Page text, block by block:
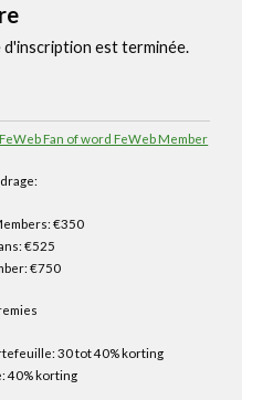
d'inscription est terminée.
Fan of word FeWeb Member
€350
€525
€750
30 tot 40% korting
40% korting